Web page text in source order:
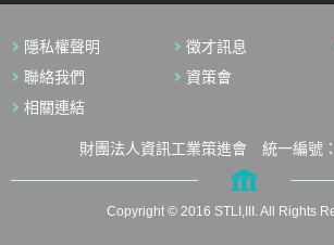
專利師考試制度修正案[11]，預計增加實務考題以及
對於律師智財教育部分，則與法學專門大學院[12]合
業務實習的機會，以培育智財紛爭解決之專門人才。 （三）培育融合型智
財創造人才 第三個政策著重於研究開發人才的智
理工科大學生以及研究生等預備人才，依據其領域別
學學生則鼓勵主修與智財相關之課程，使大學畢業生
域的能力，以期提供相關研究機構具備專業與智財能
大學已開設智慧財產專門學位課程(MIP)碩士班、智
目外，學校亦會舉辦校園專利策略校運會(캠퍼스 특허
隱私權聲明 徵才訊息
聯絡我們
資策會
相關連結
財團法人資訊工業策進會 統一編號
Copyright © 2016 STLI,III. All Rights